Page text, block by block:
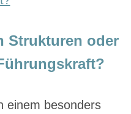
Strukturen oder
einem besonders